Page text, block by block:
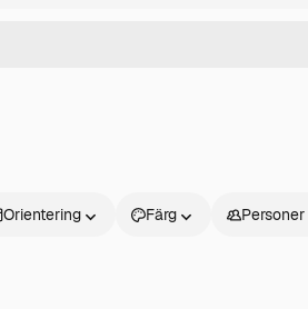
Orientering Färg Personer